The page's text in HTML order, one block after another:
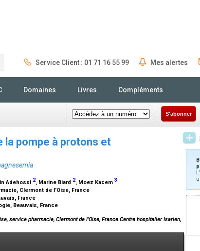
Service Client : 01 71 16 55 99 Mes alertes
Domaines Livres Compléments
S'abonner
la pompe à protons et
Adehossi 2, Marine Biard 2, Moez Kacem 3
Clermont de l’Oise, France
France
Beauvais, France
service pharmacie, Clermont de l’Oise, France.Centre hospitalier Isarien,